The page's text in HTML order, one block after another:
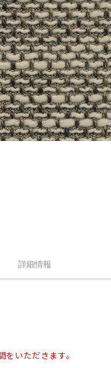
詳細情報
いただきます。
はぎ合わせ
対象サイズ
2倍ヒダ
1.5倍ヒダ
ストレート
片開き1.5倍ヒ
ダは幅300cm
仕上がり幅が
に+¥2,035と
ストレートカ
一部商品は、
安定加工に対
〜280cm
〜420cm
〜560cm
｢チェーンウェ
対象となりま
形態安定加工
せん。
オプションが
の場合で以下
仕上がり幅が
える場合は